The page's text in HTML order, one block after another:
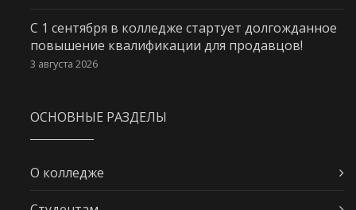
С 1 сентября в колледже стартует долгожданное
повышение квалификации для продавцов!
3 августа 2026
ОСНОВНЫЕ РАЗДЕЛЫ
О колледже